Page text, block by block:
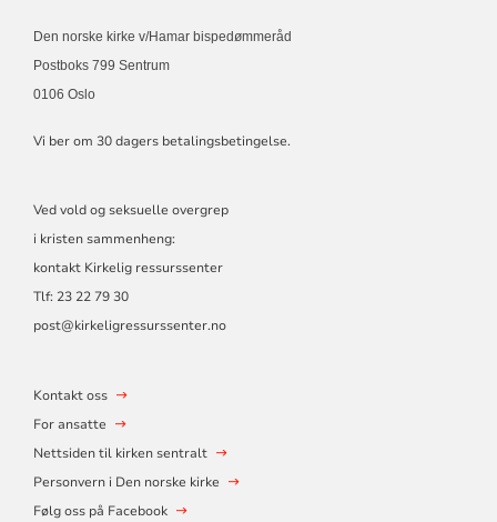
Den norske kirke v/Hamar bispedømmeråd
Postboks 799 Sentrum
0106 Oslo
Vi ber om 30 dagers betalingsbetingelse.
Ved vold og seksuelle overgrep
i kristen sammenheng:
kontakt Kirkelig ressurssenter
Tlf: 23 22 79 30
post@kirkeligressurssenter.no
Kontakt oss
For ansatte
Nettsiden til kirken sentralt
Personvern i Den norske kirke
Følg oss på Facebook